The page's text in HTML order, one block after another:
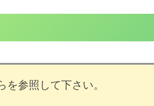
参照して下さい。